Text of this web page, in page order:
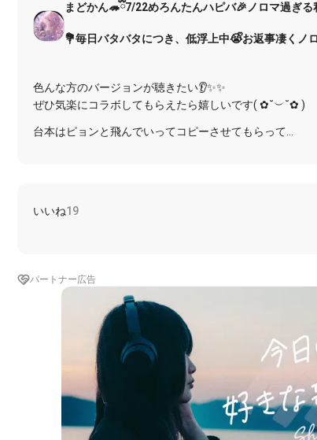
まどかん🦔ྀི7/22めろんたんハピバ🎉ノロマ過ぎる
💐毎日バタバタにつき、低浮上中😭ᩚお返事凄くノ
色んな‪方のバージョンが聴きたい👂✨✨
ぜひ気楽にコラボしてもらえたら嬉しいです( ✿˘︶˘✿ )
台本はピョンと飛んでいってコピーさせてもらって
気持ちく楽しくやっていく為宜しくお願いします🙇‍♀️
過度な台本アレンジや台本を自分のキャプに貼る事は❌
てください💐
⚠️伴奏者や台本者の方のところには、必ず拍手orコメン
⚠️私の所にもできたら拍手orコメ待ってます🙇‍♀️
🍑コラボしてくれた優しい方のご紹介🍑
https://nana-music.com/sounds/06a60427
https://nana-music.com/sounds/066eae35
いいね19
パートナー広告